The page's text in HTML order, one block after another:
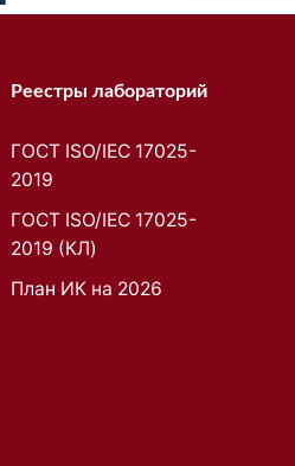
Реестры лабораторий
ГОСТ ISO/IEC 17025-
2019
ГОСТ ISO/IEC 17025-
2019 (КЛ)
План ИК на 2026